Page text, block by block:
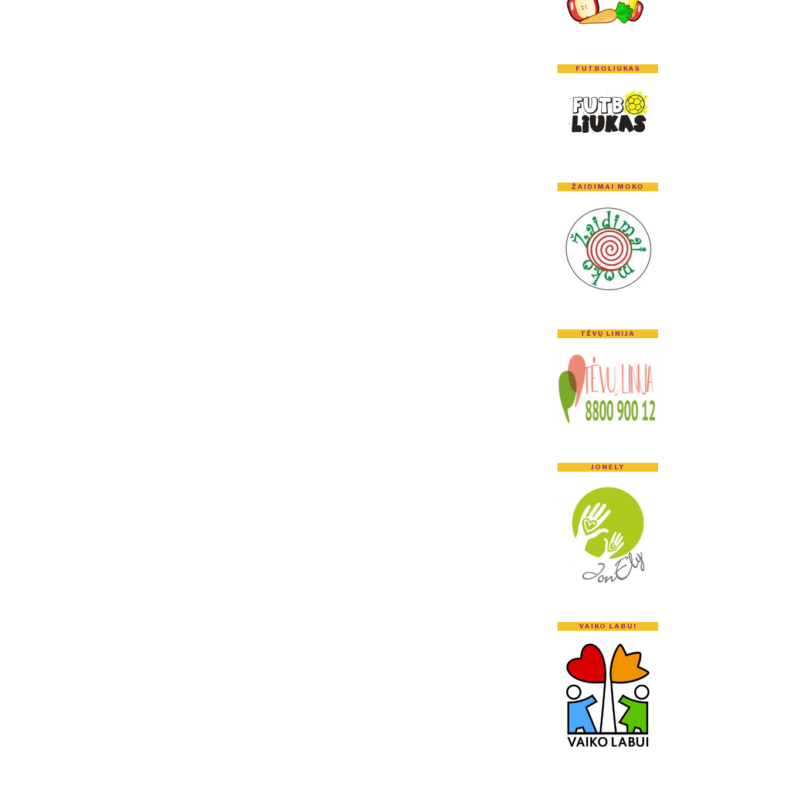
FUTBOLIUKAS
ŽAIDIMAI MOKO
TĖVŲ LINIJA
JONELY
VAIKO LABUI